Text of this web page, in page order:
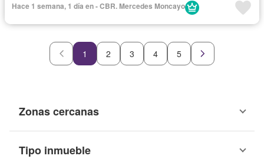
Hace 1 semana, 1 día en - CBR. Mercedes Moncayo
1 2 3 4 5
Zonas cercanas
Tipo inmueble